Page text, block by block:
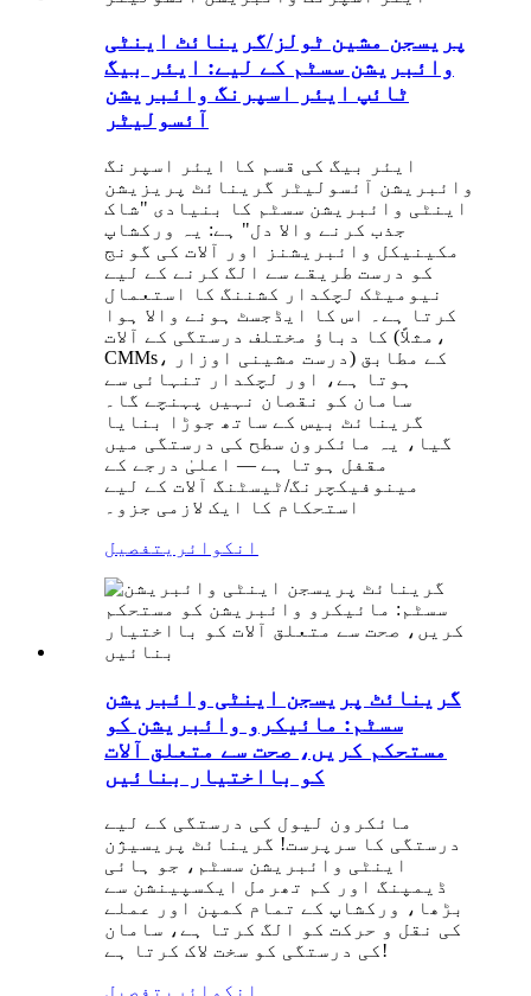
پریسجن مشین ٹولز/گرینائٹ اینٹی
وائبریشن سسٹم کے لیے: ایئر بیگ
ٹائپ ایئر اسپرنگ وائبریشن
آئسولیٹر
ایئر بیگ کی قسم کا ایئر اسپرنگ
وائبریشن آئسولیٹر گرینائٹ پریزیشن
اینٹی وائبریشن سسٹم کا بنیادی "شاک
جذب کرنے والا دل" ہے: یہ ورکشاپ
مکینیکل وائبریشنز اور آلات کی گونج
کو درست طریقے سے الگ کرنے کے لیے
نیومیٹک لچکدار کشننگ کا استعمال
کرتا ہے۔ اس کا ایڈجسٹ ہونے والا ہوا
کا دباؤ مختلف درستگی کے آلات (مثلاً،
CMMs، درست مشینی اوزار) کے مطابق
ہوتا ہے، اور لچکدار تنہائی سے
سامان کو نقصان نہیں پہنچے گا۔
گرینائٹ بیس کے ساتھ جوڑا بنایا
گیا، یہ مائکرون سطح کی درستگی میں
مقفل ہوتا ہے — اعلیٰ درجے کے
مینوفیکچرنگ/ٹیسٹنگ آلات کے لیے
استحکام کا ایک لازمی جزو۔
انکوائری تفصیل
گرینائٹ پریسجن اینٹی وائبریشن
سسٹم: مائیکرو وائبریشن کو
مستحکم کریں، صحت سے متعلق آلات
کو بااختیار بنائیں
مائکرون لیول کی درستگی کے لیے
درستگی کا سرپرست! گرینائٹ پریسیژن
اینٹی وائبریشن سسٹم، جو ہائی
ڈیمپنگ اور کم تھرمل ایکسپینشن سے
بڑھا، ورکشاپ کے تمام کمپن اور عملے
کی نقل و حرکت کو الگ کرتا ہے، سامان
کی درستگی کو سخت لاک کرتا ہے!
انکوائری تفصیل